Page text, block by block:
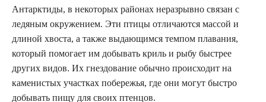
Антарктиды, в некоторых районах неразрывно связан с
ледяным окружением. Эти птицы отличаются массой и
длиной хвоста, а также выдающимся темпом плавания,
который помогает им добывать криль и рыбу быстрее
других видов. Их гнездование обычно происходит на
каменистых участках побережья, где они могут быстро
добывать пищу для своих птенцов.